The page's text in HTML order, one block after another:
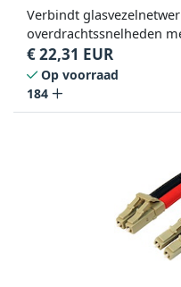
Verbindt
overdrachtssnelheden
€22,31 EUR
Op voorraad
184